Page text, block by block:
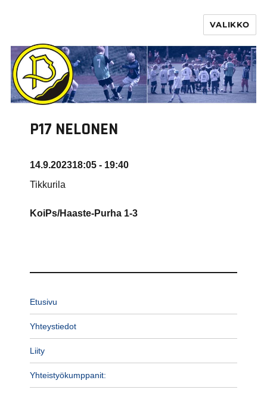
VALIKKO
P17 NELONEN
14.9.202318:05 - 19:40
Tikkurila
KoiPs/Haaste-Purha 1-3
Etusivu
Yhteystiedot
Liity
Yhteistyökumppanit: